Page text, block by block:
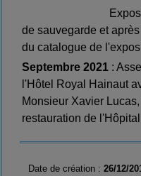
Exposition à
de sauvegarde et
du catalogue de
Septembre 2021 :
l'Hôtel Royal Hainaut
Monsieur Xavier
restauration de
Date de création :26/12/